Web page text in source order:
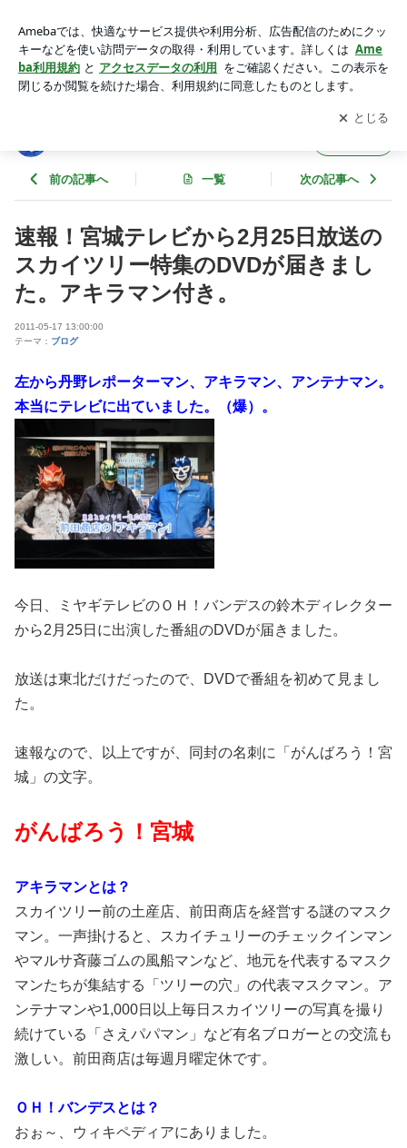
が届きました。アキラマン付き。 | 東京スカイツリーファンク
ラブブログ
アプリをダウンロードして ブログの更新通知
を受け取りまし
ょう。
開く
前の記事へ 一覧 次の記事へ
速報！宮城テレビから2月25日放送の
スカイツリー特集のDVDが届きまし
た。アキラマン付き。
2011-05-17 13:00:00
テーマ： ブログ
左から丹野レポーターマン、アキラマン、アンテナマン。
本当にテレビに出ていました。（爆）。
今日、ミヤギテレビのＯＨ！バンデスの鈴木ディレクター
から2月25日に出演した番組のDVDが届きました。
放送は東北だけだったので、DVDで番組を初めて見まし
た。
速報なので、以上ですが、同封の名刺に「がんばろう！宮
城」の文字。
がんばろう！宮城
アキラマンとは？
スカイツリー前の土産店、前田商店を経営する謎のマスク
マン。一声掛けると、スカイチュリーのチェックインマン
やマルサ斉藤ゴムの風船マンなど、地元を代表するマスク
マンたちが集結する「ツリーの穴」の代表マスクマン。ア
ンテナマンや1,000日以上毎日スカイツリーの写真を撮り
続けている「さえパパマン」など有名ブロガーとの交流も
激しい。前田商店は毎週月曜定休です。
ＯＨ！バンデスとは？
おぉ～、ウィキペディアにありました。